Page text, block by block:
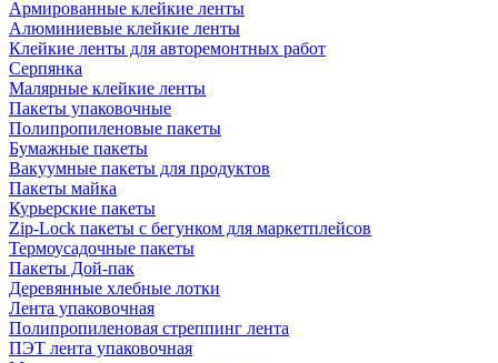
Армированные клейкие ленты
Алюминиевые клейкие ленты
Клейкие ленты для авторемонтных работ
Серпянка
Малярные клейкие ленты
Пакеты упаковочные
Полипропиленовые пакеты
Бумажные пакеты
Вакуумные пакеты для продуктов
Пакеты майка
Курьерские пакеты
Zip-Lock пакеты с бегунком для маркетплейсов
Термоусадочные пакеты
Пакеты Дой-пак
Деревянные хлебные лотки
Лента упаковочная
Полипропиленовая стреппинг лента
ПЭТ лента упаковочная